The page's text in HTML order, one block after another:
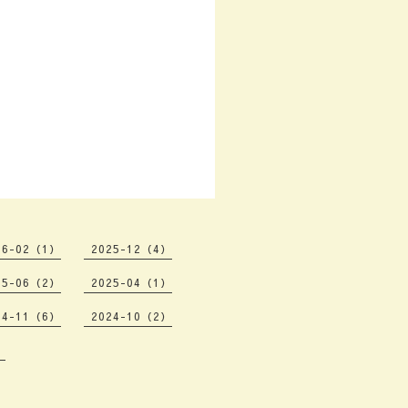
02（1） 2025-12（4）
06（2） 2025-04（1）
11（6） 2024-10（2）